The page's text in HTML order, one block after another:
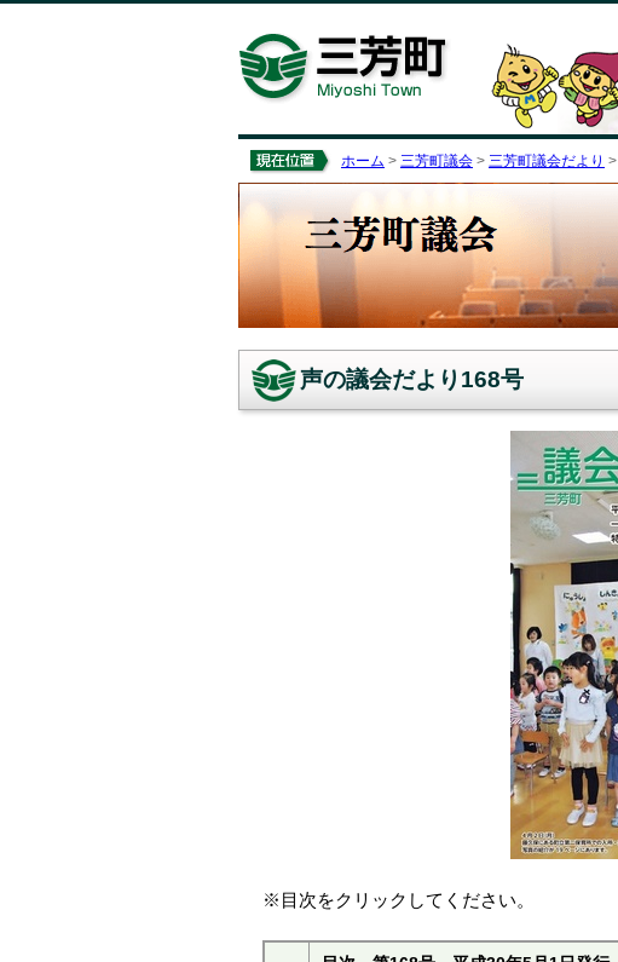
ホーム > 三芳町議会 > 三芳町議会­だより >
声の議会だより168号
※目次をクリックしてください。